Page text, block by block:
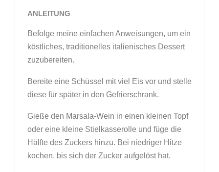
ANLEITUNG
Befolge meine einfachen Anweisungen, um ein
köstliches, traditionelles italienisches Dessert
zuzubereiten.
Bereite eine Schüssel mit viel Eis vor und stelle
diese für später in den Gefrierschrank.
Gieße den Marsala-Wein in einen kleinen Topf
oder eine kleine Stielkasserolle und füge die
Hälfte des Zuckers hinzu. Bei niedriger Hitze
kochen, bis sich der Zucker aufgelöst hat.